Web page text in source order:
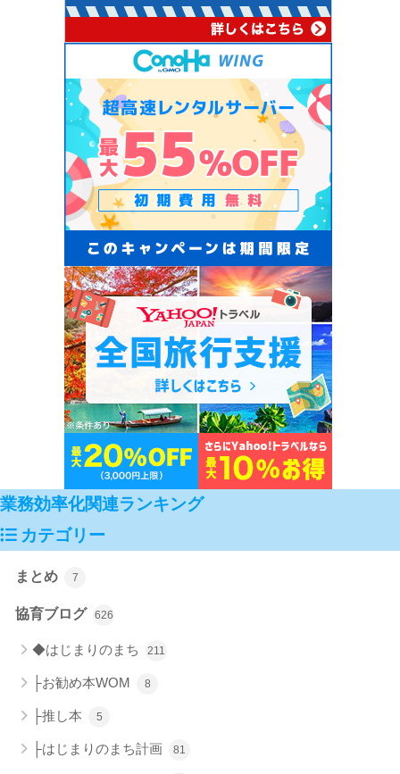
業務効率化関連ランキング
カテゴリー
まとめ 7
協育ブログ 626
◆はじまりのまち 211
├お勧め本WOM 8
├推し本 5
├はじまりのまち計画 81